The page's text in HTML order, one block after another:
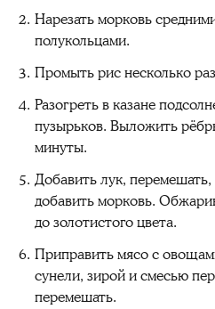
Нарезать морковь
полукольцами.
Промыть рис несколько
Разогреть в казане
пузырьков. Выложить
минуты.
Добавить лук,
добавить морковь.
до золотистого цвета.
Приправить мясо с
сунели, зирой и смесью
перемешать.